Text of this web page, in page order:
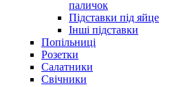
паличок
Підставки під яйце
Інші підставки
Попільниці
Розетки
Салатники
Свічники